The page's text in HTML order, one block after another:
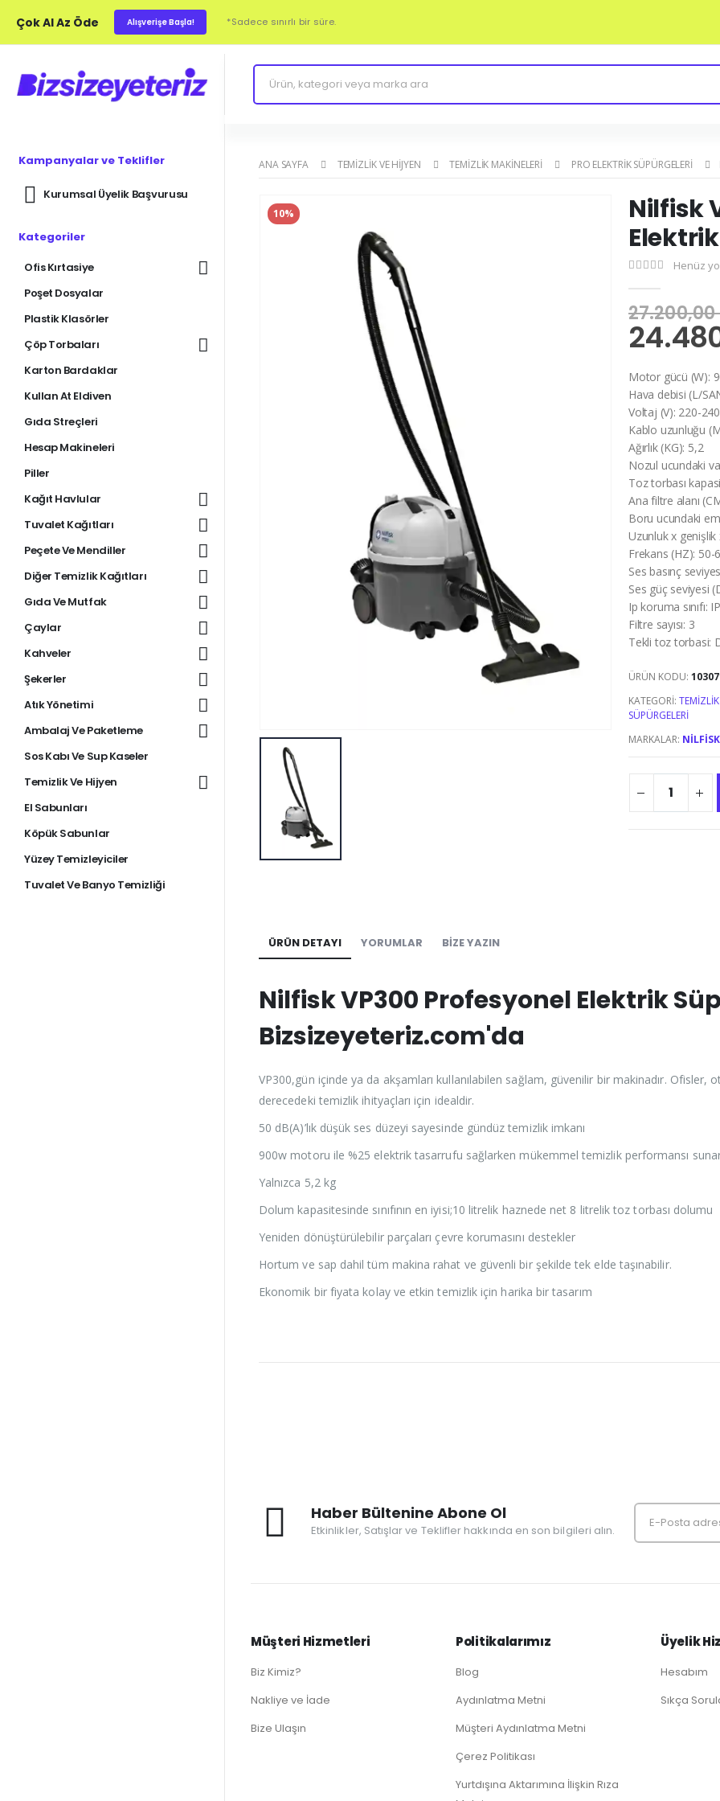
Çok Al Az Öde Alışverişe Başla! *Sadece sınırlı bir süre.
Kampanyalar ve Teklifler
Kurumsal Üyelik Başvurusu
Kategoriler
Ofis Kırtasiye
Poşet Dosyalar
Plastik Klasörler
Çöp Torbaları
Karton Bardaklar
Kullan At Eldiven
Gıda Streçleri
Hesap Makineleri
Piller
Kağıt Havlular
Tuvalet Kağıtları
Peçete Ve Mendiller
Diğer Temizlik Kağıtları
Gıda Ve Mutfak
Çaylar
Kahveler
Şekerler
Atık Yönetimi
Ambalaj Ve Paketleme
Sos Kabı Ve Sup Kaseler
Temizlik Ve Hijyen
El Sabunları
Köpük Sabunlar
Yüzey Temizleyiciler
Tuvalet Ve Banyo Temizliği
ANA SAYFA TEMIZLIK VE HIJYEN TEMIZLIK MAKINELERI PRO ELEKTRIK SÜPÜRGELERI
10%
Nilfisk
Henüz
27.200,00
Motor gücü (W):
Hava debisi (L/
Voltaj (V): 220-240
Kablo uzunluğu
Ağırlık (KG): 5,2
Nozul ucundaki
Toz torbası
Ana filtre alanı
Boru ucundaki
Uzunluk x
Frekans (HZ): 50-
Ses basınç
Ses güç seviyesi
Ip koruma sınıfı:
Filtre sayısı: 3
Tekli toz torbasi:
ÜRÜN KODU:
KATEGORI:
SÜPÜRGELERI
MARKALAR: NILFISK
ÜRÜN DETAYI YORUMLAR BIZE YAZIN
Nilfisk VP300 Profesyonel Elektrik
Bizsizeyeteriz.com'da
VP300,gün içinde ya da akşamları kullanılabilen sağlam, güvenilir bir makinadır. Ofisler,
derecedeki temizlik ihityaçları için idealdir.
50 dB(A)’lık düşük ses düzeyi sayesinde gündüz temizlik imkanı
900w motoru ile %25 elektrik tasarrufu sağlarken mükemmel temizlik performansı
Yalnızca 5,2 kg
Dolum kapasitesinde sınıfının en iyisi;10 litrelik haznede net 8 litrelik toz torbası dolumu
Yeniden dönüştürülebilir parçaları çevre korumasını destekler
Hortum ve sap dahil tüm makina rahat ve güvenli bir şekilde tek elde taşınabilir.
Ekonomik bir fiyata kolay ve etkin temizlik için harika bir tasarım
Haber Bültenine Abone Ol
Etkinlikler, Satışlar ve Teklifler hakkında en son bilgileri alın.
Müşteri Hizmetleri
Biz Kimiz?
Nakliye ve İade
Bize Ulaşın
Politikalarımız
Blog
Aydınlatma Metni
Müşteri Aydınlatma Metni
Çerez Politikası
Yurtdışına Aktarımına İlişkin Rıza
Üyelik
Hesabım
Sıkça